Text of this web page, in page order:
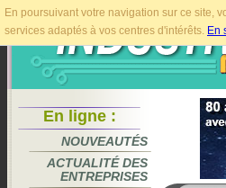
En poursuivant votre navigation sur ce site,
services adaptés à vos centres d'intérêts. En
En ligne :
NOUVEAUTÉS
ACTUALITÉ DES
ENTREPRISES